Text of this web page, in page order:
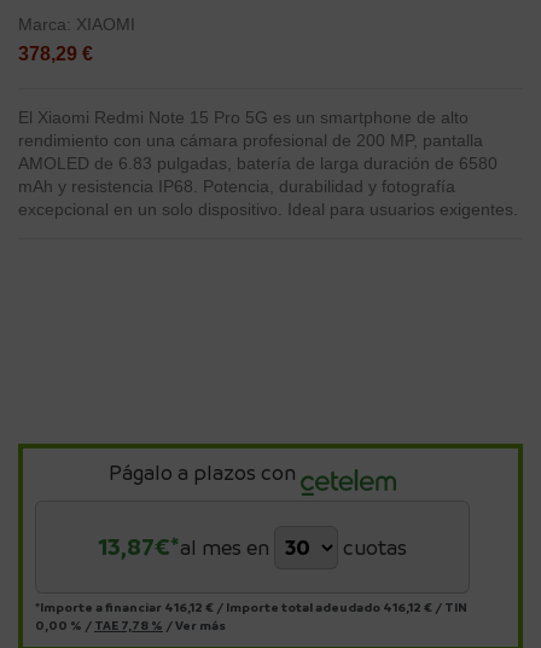
Marca: XIAOMI
378,29 €
El Xiaomi Redmi Note 15 Pro 5G es un smartphone de alto
rendimiento con una cámara profesional de 200 MP, pantalla
AMOLED de 6.83 pulgadas, batería de larga duración de 6580
mAh y resistencia IP68. Potencia, durabilidad y fotografía
excepcional en un solo dispositivo. Ideal para usuarios exigentes.
Págalo a plazos con
13,87€*al mes en cuotas
*Importe a financiar 416,12 € / Importe total adeudado 416,12 € / TIN
0,00 % / TAE 7,78 % /Ver más